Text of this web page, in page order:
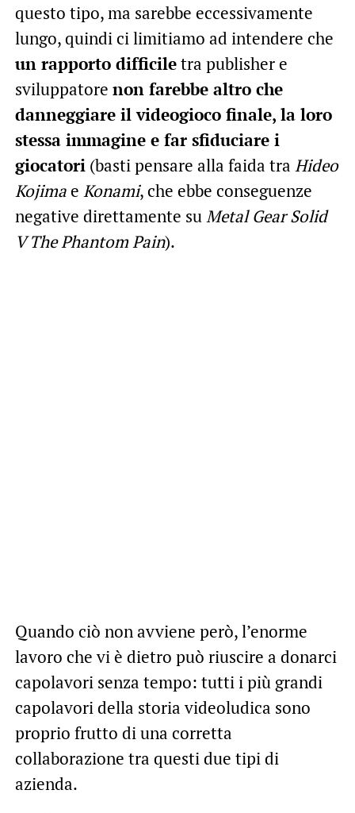
questo tipo, ma sarebbe eccessivamente
lungo, quindi ci limitiamo ad intendere che
un rapporto difficiletra publisher e
sviluppatore non farebbe altro che
danneggiare il videogioco finale, la loro
stessa immagine e far sfiduciare i
giocatori(basti pensare alla faida tra Hideo
Kojimae Konami, che ebbe conseguenze
negative direttamente suMetal Gear Solid
V The Phantom Pain).
Quando ciò non avviene però, l’enorme
lavoro che vi è dietro può riuscire a donarci
capolavori senza tempo: tutti i più grandi
capolavori della storia videoludica sono
proprio frutto di una corretta
collaborazione tra questi due tipi di
azienda.